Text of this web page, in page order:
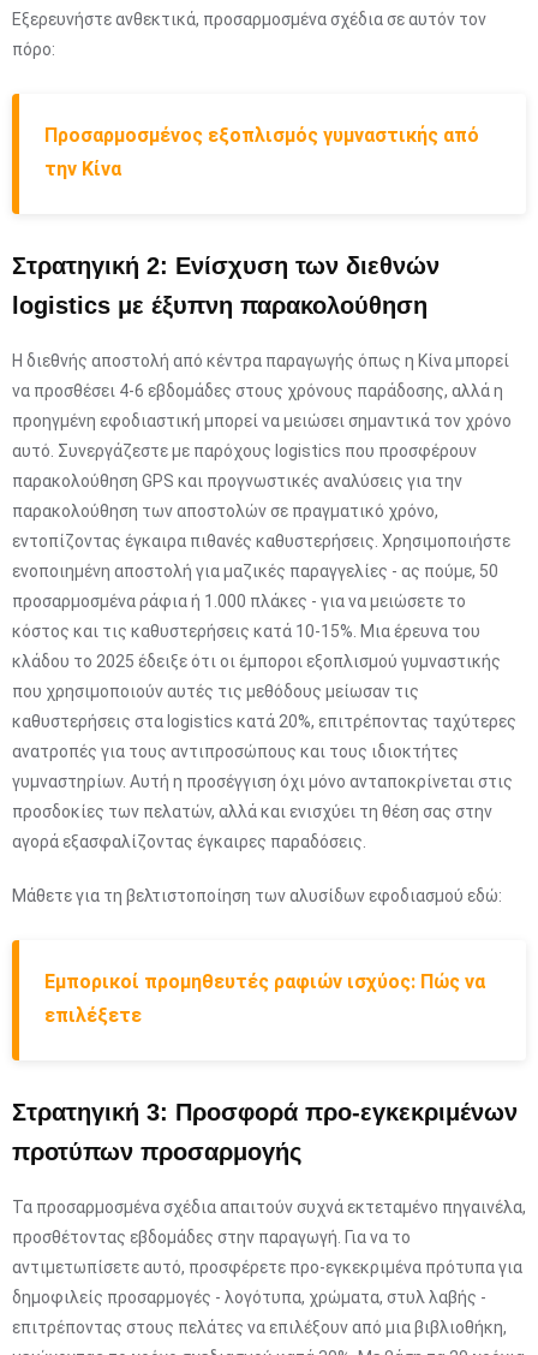
Εξερευνήστε ανθεκτικά, προσαρμοσμένα σχέδια σε αυτόν τον
πόρο:
Προσαρμοσμένος εξοπλισμός γυμναστικής από
την Κίνα
Στρατηγική 2: Ενίσχυση των διεθνών
logistics με έξυπνη παρακολούθηση
Η διεθνής αποστολή από κέντρα παραγωγής όπως η Κίνα μπορεί
να προσθέσει 4-6 εβδομάδες στους χρόνους παράδοσης, αλλά η
προηγμένη εφοδιαστική μπορεί να μειώσει σημαντικά τον χρόνο
αυτό. Συνεργάζεστε με παρόχους logistics που προσφέρουν
παρακολούθηση GPS και προγνωστικές αναλύσεις για την
παρακολούθηση των αποστολών σε πραγματικό χρόνο,
εντοπίζοντας έγκαιρα πιθανές καθυστερήσεις. Χρησιμοποιήστε
ενοποιημένη αποστολή για μαζικές παραγγελίες - ας πούμε, 50
προσαρμοσμένα ράφια ή 1.000 πλάκες - για να μειώσετε το
κόστος και τις καθυστερήσεις κατά 10-15%. Μια έρευνα του
κλάδου το 2025 έδειξε ότι οι έμποροι εξοπλισμού γυμναστικής
που χρησιμοποιούν αυτές τις μεθόδους μείωσαν τις
καθυστερήσεις στα logistics κατά 20%, επιτρέποντας ταχύτερες
ανατροπές για τους αντιπροσώπους και τους ιδιοκτήτες
γυμναστηρίων. Αυτή η προσέγγιση όχι μόνο ανταποκρίνεται στις
προσδοκίες των πελατών, αλλά και ενισχύει τη θέση σας στην
αγορά εξασφαλίζοντας έγκαιρες παραδόσεις.
Μάθετε για τη βελτιστοποίηση των αλυσίδων εφοδιασμού εδώ:
Εμπορικοί προμηθευτές ραφιών ισχύος: Πώς να
επιλέξετε
Στρατηγική 3: Προσφορά προ-εγκεκριμένων
προτύπων προσαρμογής
Τα προσαρμοσμένα σχέδια απαιτούν συχνά εκτεταμένο πηγαινέλα,
προσθέτοντας εβδομάδες στην παραγωγή. Για να το
αντιμετωπίσετε αυτό, προσφέρετε προ-εγκεκριμένα πρότυπα για
δημοφιλείς προσαρμογές - λογότυπα, χρώματα, στυλ λαβής -
επιτρέποντας στους πελάτες να επιλέξουν από μια βιβλιοθήκη,